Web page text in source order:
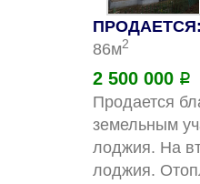
ПРОДАЕТСЯ:
86м2
2 500 000 Р
Продается
земельным
лоджия. На
лоджия.